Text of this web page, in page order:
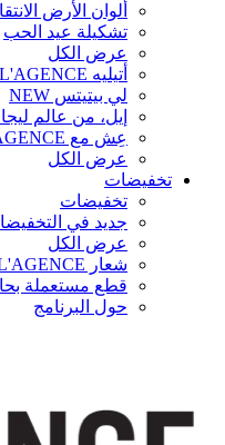
ألوان الأرض
تشكيلة عيد الحب
عرض الكل
أتيليه L'AGENCE
لي بيتيتس NEW
إيل، من عالم
عِش مع L'AGENCE
عرض الكل
تخفيضات
تخفيضات
جديد في
عرض الكل
شعار L'AGENCE الجديد أخيرًا
قطع مستعملة
حول البرنامج